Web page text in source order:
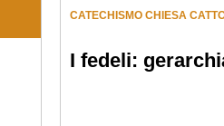
CATECHISMO CHIESA
I fedeli: